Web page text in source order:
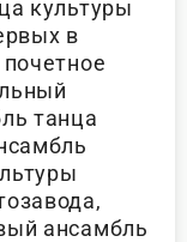
культуры
в
танца
ансамбль